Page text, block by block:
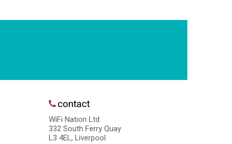
contact
WiFi Nation Ltd
332 South Ferry Quay
L3 4EL, Liverpool